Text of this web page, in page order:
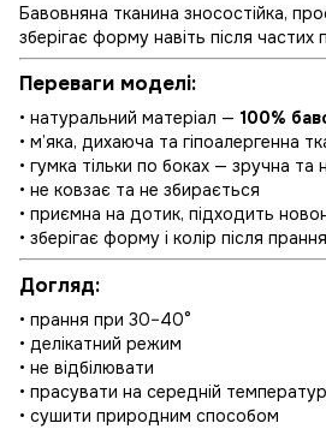
Бавовняна тканина зносостійка,
зберігає форму навіть після частих
Переваги моделі:
• натуральний матеріал — 100%
• м’яка, дихаюча та гіпоалергенна
• гумка тільки по боках — зручна та
• не ковзає та не збирається
• приємна на дотик, підходить
• зберігає форму і колір після прання
Догляд:
• прання при 30–40°
• делікатний режим
• не відбілювати
• прасувати на середній
• сушити природним способом